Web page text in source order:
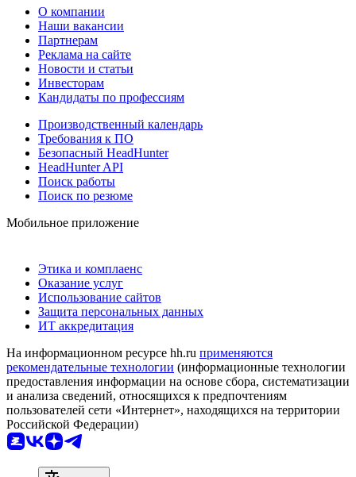
О компании
Наши вакансии
Партнерам
Реклама на сайте
Новости и статьи
Инвесторам
Кандидаты по профессиям
Производственный календарь
Требования к ПО
Безопасный HeadHunter
HeadHunter API
Поиск работы
Поиск по резюме
Мобильное приложение
Этика и комплаенс
Оказание услуг
Использование сайтов
Защита персональных данных
ИТ аккредитация
На информационном ресурсе hh.ru применяются
рекомендательные технологии (информационные технологии
предоставления информации на основе сбора, систематизации
и анализа сведений, относящихся к предпочтениям
пользователей сети «Интернет», находящихся на территории
Российской Федерации)